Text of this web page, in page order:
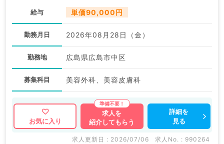
給与 単価90,000円
勤務月日 2026年08月28日（金）
勤務地 広島県広島市中区
募集科目 美容外科、美容皮膚科
お気に入り
求人を
紹介してもらう
詳細を
見る
求人更新日 : 2026/07/06 求人No. : 990264